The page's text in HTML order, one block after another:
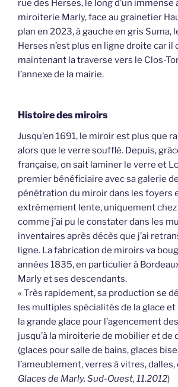
rue des Herses, le long d’un
miroiterie Marly, face au grainetier
plan en 2023, à gauche en gris Suma,
Herses n’est plus en ligne droite car il
maintenant la traverse vers le Clos-
l’annexe de la mairie.
Histoire des miroirs
Jusqu’en 1691, le miroir est plus que
alors que le verre soufflé. Depuis,
française, on sait laminer le verre et
premier bénéficiaire avec sa galerie
pénétration du miroir dans les foyers
extrêmement lente, uniquement chez
comme j’ai pu le constater dans les
inventaires après décès que j’ai
ligne. La fabrication de miroirs va
années 1835, en particulier à
Marly et ses descendants.
« Très rapidement, sa production se
les multiples spécialités de la glace et
la grande glace pour l’agencement
jusqu’à la miroiterie de mobilier et de
(glaces pour salle de bains, glaces
l’ameublement, verres à vitres, dalles,
Glaces de Marly, Sud-Ouest, 11.2012)